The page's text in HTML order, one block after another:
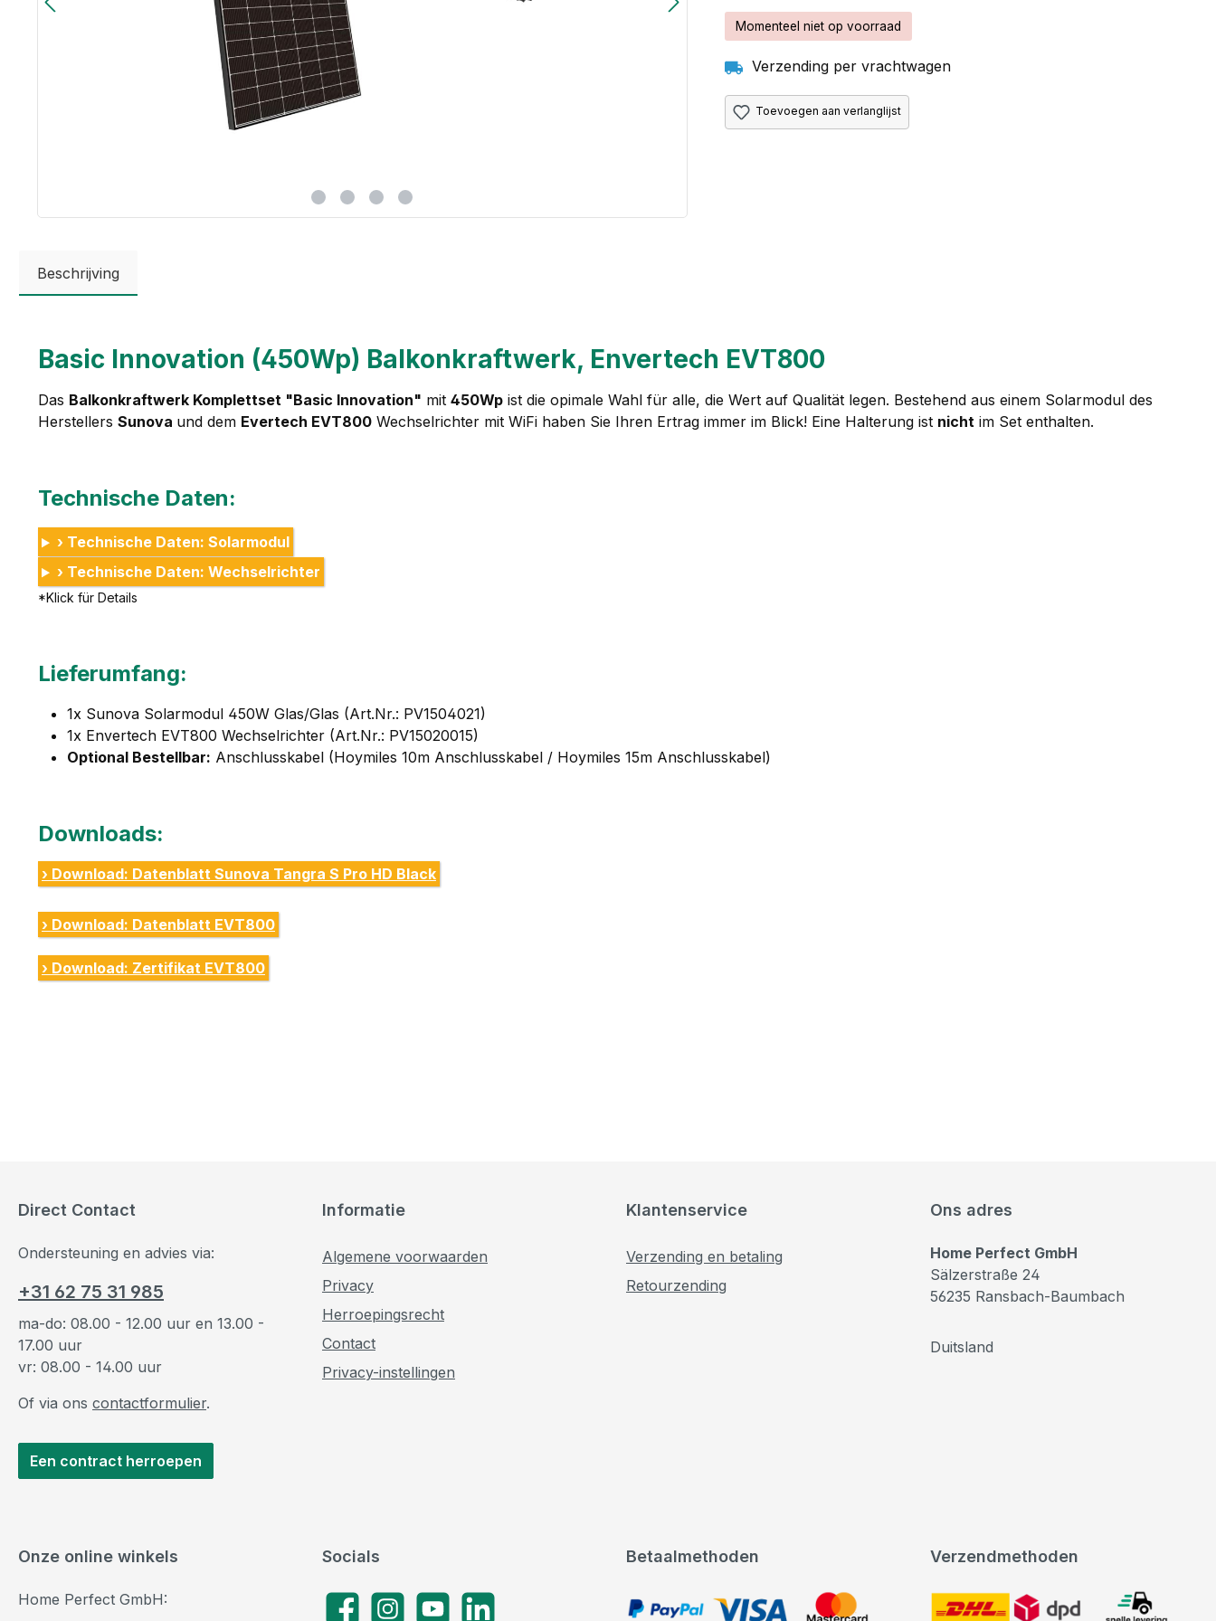
Momenteel niet op voorraad
Verzending per vrachtwagen
Toevoegen aan verlanglijst
Beschrijving
Basic Innovation (450Wp) Balkonkraftwerk, Envertech EVT800
Das Balkonkraftwerk Komplettset "Basic Innovation" mit 450Wp ist die opimale Wahl für alle, die Wert auf Qualität legen. Bestehend aus einem Solarmodul des
Herstellers Sunova und dem Evertech EVT800 Wechselrichter mit WiFi haben Sie Ihren Ertrag immer im Blick! Eine Halterung ist nicht im Set enthalten.
Technische Daten:
› Technische Daten: Solarmodul
› Technische Daten: Wechselrichter
*Klick für Details
Lieferumfang:
1x Sunova Solarmodul 450W Glas/Glas (Art.Nr.: PV1504021)
1x Envertech EVT800 Wechselrichter (Art.Nr.: PV15020015)
Optional Bestellbar: Anschlusskabel (Hoymiles 10m Anschlusskabel / Hoymiles 15m Anschlusskabel)
Downloads:
› Download: Datenblatt Sunova Tangra S Pro HD Black
› Download: Datenblatt EVT800
› Download: Zertifikat EVT800
Direct Contact
Ondersteuning en advies via:
+31 62 75 31 985
ma-do: 08.00 - 12.00 uur en 13.00 -
17.00 uur
vr: 08.00 - 14.00 uur
Of via ons contactformulier.
Een contract herroepen
Informatie
Algemene voorwaarden
Privacy
Herroepingsrecht
Contact
Privacy-instellingen
Klantenservice
Verzending en betaling
Retourzending
Betaalmethoden Verzendmethoden
Ons adres
Home Perfect GmbH
Sälzerstraße 24
56235 Ransbach-Baumbach
Duitsland
Socials
Onze online winkels
Home Perfect GmbH: